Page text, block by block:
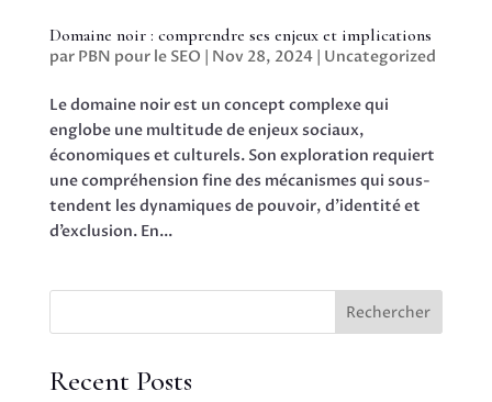
Domaine noir : comprendre ses enjeux et implications
par PBN pour le SEO Nov 28, 2024| Uncategorized
Le domaine noir est un concept complexe qui
englobe une multitude de enjeux sociaux,
économiques et culturels. Son exploration requiert
une compréhension fine des mécanismes qui sous-
tendent les dynamiques de pouvoir, d’identité et
d’exclusion. En...
Rechercher
Recent Posts